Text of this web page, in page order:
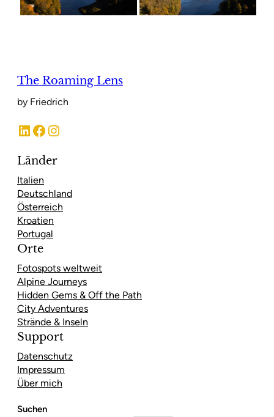
The Roaming Lens
by Friedrich
LinkedIn Facebook Instagram
Länder
Italien
Deutschland
Österreich
Kroatien
Portugal
Orte
Fotospots weltweit
Alpine Journeys
Hidden Gems & Off the Path
City Adventures
Strände & Inseln
Support
Datenschutz
Impressum
Über mich
Suchen